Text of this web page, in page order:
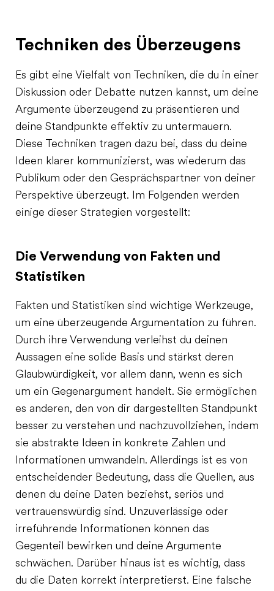
Techniken des Überzeugens
Es gibt eine Vielfalt von Techniken, die du in einer
Diskussion oder Debatte nutzen kannst, um deine
Argumente überzeugend zu präsentieren und
deine Standpunkte effektiv zu untermauern.
Diese Techniken tragen dazu bei, dass du deine
Ideen klarer kommunizierst, was wiederum das
Publikum oder den Gesprächspartner von deiner
Perspektive überzeugt. Im Folgenden werden
einige dieser Strategien vorgestellt:
Die Verwendung von Fakten und
Statistiken
Fakten und Statistiken sind wichtige Werkzeuge,
um eine überzeugende Argumentation zu führen.
Durch ihre Verwendung verleihst du deinen
Aussagen eine solide Basis und stärkst deren
Glaubwürdigkeit, vor allem dann, wenn es sich
um ein Gegenargument handelt. Sie ermöglichen
es anderen, den von dir dargestellten Standpunkt
besser zu verstehen und nachzuvollziehen, indem
sie abstrakte Ideen in konkrete Zahlen und
Informationen umwandeln. Allerdings ist es von
entscheidender Bedeutung, dass die Quellen, aus
denen du deine Daten beziehst, seriös und
vertrauenswürdig sind. Unzuverlässige oder
irreführende Informationen können das
Gegenteil bewirken und deine Argumente
schwächen. Darüber hinaus ist es wichtig, dass
du die Daten korrekt interpretierst. Eine falsche